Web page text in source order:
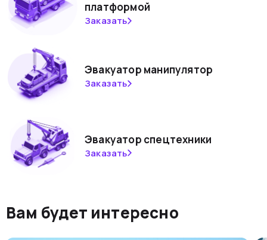
платформой
Заказать
Эвакуатор манипулятор
Заказать
Эвакуатор спецтехники
Заказать
Вам будет интересно